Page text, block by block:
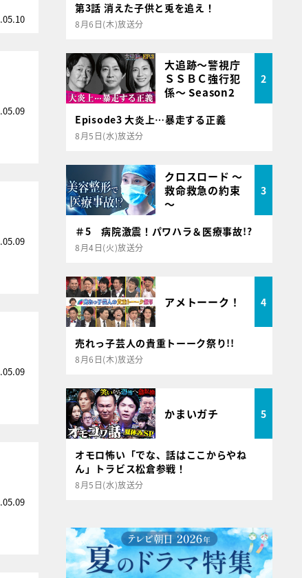
第3話 消えた子供と兎を追え！
8月6日(木)放送分
大追跡～警視庁
ＳＳＢＣ強行犯
係～ Season2
2
Episode3 大炎上…暴走する正義
8月5日(水)放送分
クロスロード ～
救命救急の約束
～
3
＃5 病院激震！パワハラ＆医療事故!?
8月4日(火)放送分
アメトーーク！ 4
売れっ子芸人の貴重トーーク祭り!!
8月6日(木)放送分
かまいガチ 5
オモロ怖い「でな、話はここからやね
ん」トラビス松倉参戦！
8月5日(水)放送分